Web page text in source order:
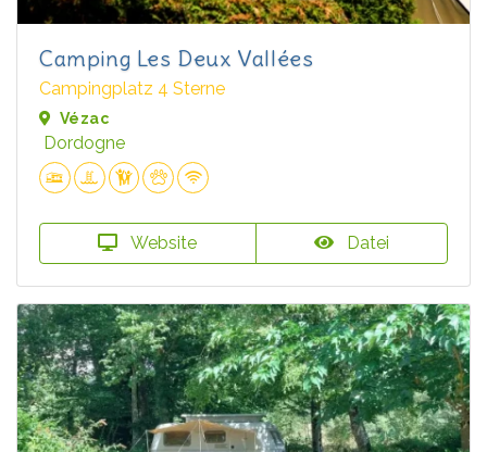
Camping Les Deux Vallées
Campingplatz 4 Sterne
Vézac
Dordogne
Website Datei